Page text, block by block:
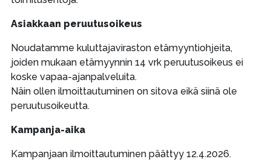
Asiakkaan peruutusoikeus
Noudatamme kuluttajaviraston etämyyntiohjeita,
joiden mukaan etämyynnin 14 vrk peruutusoikeus ei
koske vapaa-ajanpalveluita.
Näin ollen ilmoittautuminen on sitova eikä siinä ole
peruutusoikeutta.
Kampanja-aika
Kampanjaan ilmoittautuminen päättyy 12.4.2026.